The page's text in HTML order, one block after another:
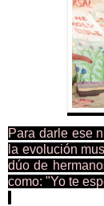
Para darle ese
la evolución
dúo de
como: "Yo te